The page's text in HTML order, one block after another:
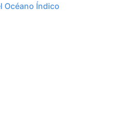
Índico